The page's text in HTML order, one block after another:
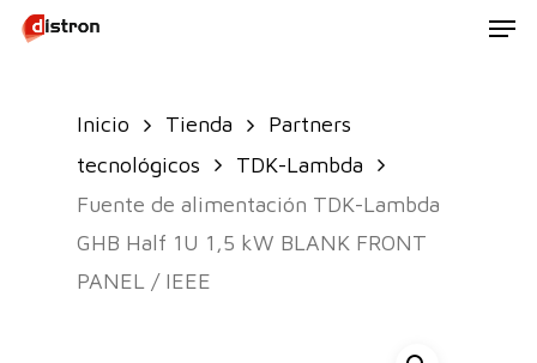
Skip
Inicio Tienda
Partners
tecnológicos
TDK-Lambda
Fuente de alimentación TDK-Lambda
GHB Half 1U 1,5 kW BLANK FRONT
PANEL / IEEE